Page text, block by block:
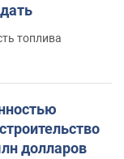
топлива
долларов